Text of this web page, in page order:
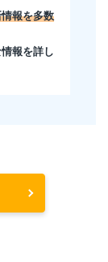
報を多数
報を詳し